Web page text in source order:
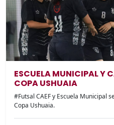
ESCUELA MUNICIPAL Y
COPA USHUAIA
#Futsal CAEF y Escuela Municipal
Copa Ushuaia.